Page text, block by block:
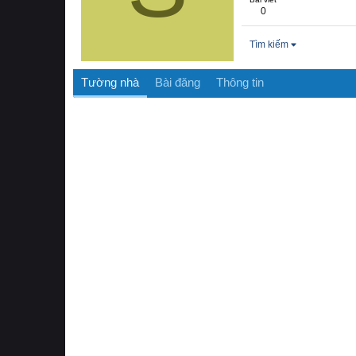
0
Tìm kiếm
Tường nhà Bài đăng Thông tin